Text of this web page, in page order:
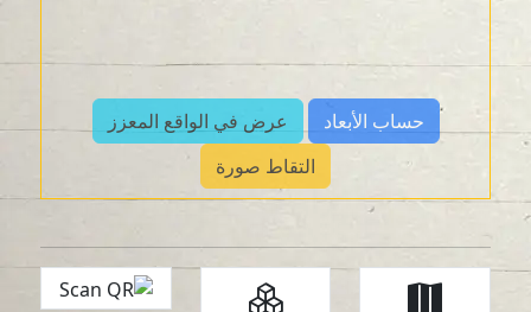
حساب الأبعاد
عرض في الواقع المعزز
التقاط صورة